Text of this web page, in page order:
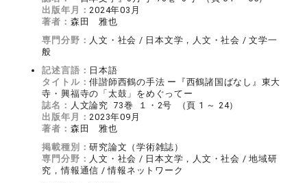
出版年月：2024年03月
著者： 森田 雅也
専門分野： 人文・社会 / 日本文学，人文・社会 / 文学一
般
記述言語： 日本語
タイトル：俳諧師西鶴の手法 ー『西鶴諸国ばなし』東大
寺・興福寺の「太鼓」をめぐってー
誌名： 人文論究 73巻 １・2号 （頁 1 ～ 24）
出版年月：2023年09月
著者： 森田 雅也
掲載種別：研究論文（学術雑誌）
専門分野： 人文・社会 / 日本文学，人文・社会 / 地域研
究，情報通信 / 情報ネットワーク